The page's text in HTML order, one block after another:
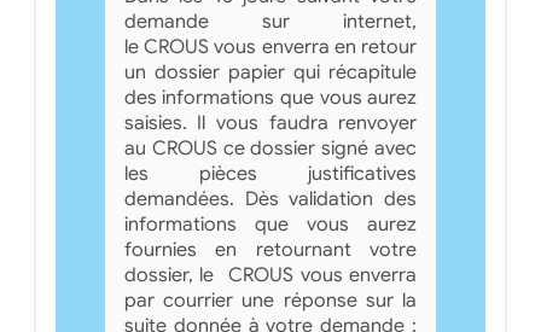
demande sur internet,
le CROUS vous enverra en retour
un dossier papier qui récapitule
des informations que vous aurez
saisies. Il vous faudra renvoyer
au CROUS ce dossier signé avec
les pièces justificatives
demandées. Dès validation des
informations que vous aurez
fournies en retournant votre
dossier, le CROUS vous enverra
par courrier une réponse sur la
suite donnée à votre demande :